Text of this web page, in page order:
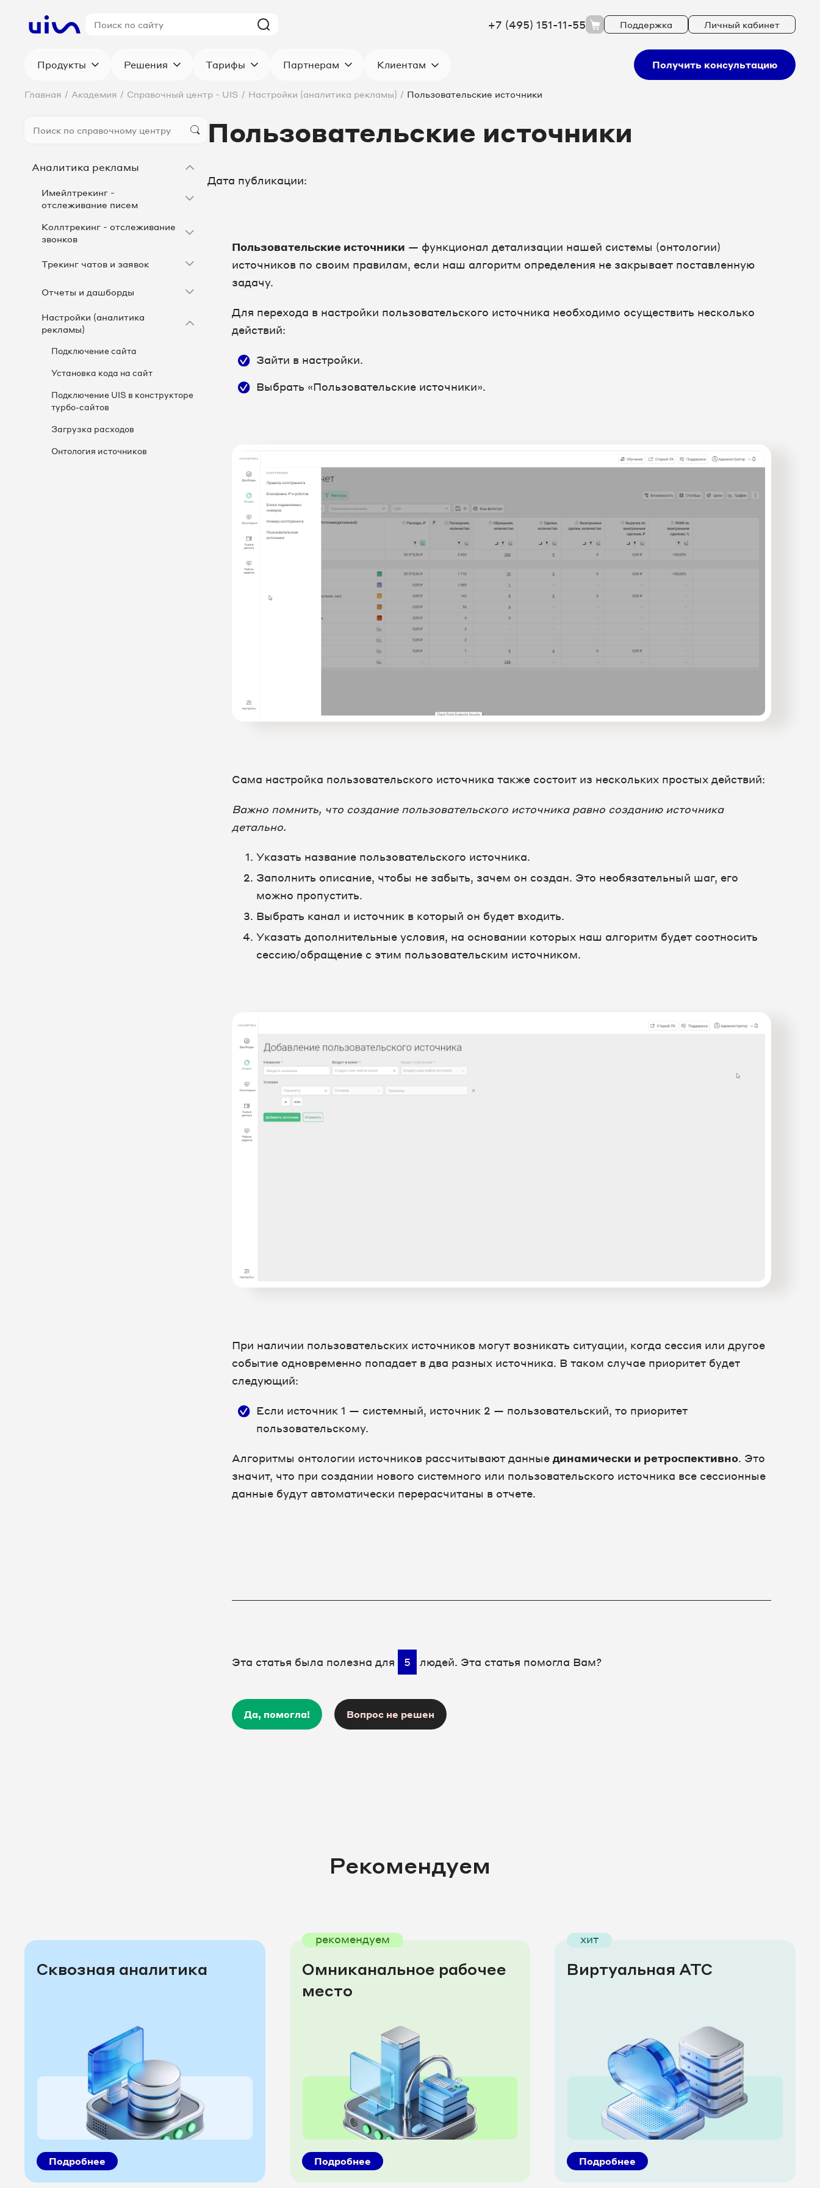
+7 (495) 151-11-55 Поддержка Личный кабинет
Продукты Решения Тарифы Партнерам Клиентам Получить консультацию
Главная / Академия / Справочный центр - UIS / Настройки (аналитика рекламы) / Пользовательские источники
Аналитика рекламы
Имейлтрекинг -
отслеживание писем
Коллтрекинг - отслеживание
звонков
Трекинг чатов и заявок
Отчеты и дашборды
Настройки (аналитика
рекламы)
Подключение сайта
Установка кода на сайт
Подключение UIS в конструкторе
турбо-сайтов
Загрузка расходов
Онтология источников
Пользовательские источники
Дата публикации:
Пользовательские источники — функционал детализации нашей системы (онтологии)
источников по своим правилам, если наш алгоритм определения не закрывает поставленную
задачу.
Для перехода в настройки пользовательского источника необходимо осуществить несколько
действий:
Зайти в настройки.
Выбрать «Пользовательские источники».
Сама настройка пользовательского источника также состоит из нескольких простых действий:
Важно помнить, что создание пользовательского источника равно созданию источника
детально.
Указать название пользовательского источника.
Заполнить описание, чтобы не забыть, зачем он создан. Это необязательный шаг, его
можно пропустить.
Выбрать канал и источник в который он будет входить.
Указать дополнительные условия, на основании которых наш алгоритм будет соотносить
сессию/обращение с этим пользовательским источником.
При наличии пользовательских источников могут возникать ситуации, когда сессия или другое
событие одновременно попадает в два разных источника. В таком случае приоритет будет
следующий:
Если источник 1 — системный, источник 2 — пользовательский, то приоритет
пользовательскому.
Алгоритмы онтологии источников рассчитывают данные динамически и ретроспективно. Это
значит, что при создании нового системного или пользовательского источника все сессионные
данные будут автоматически перерасчитаны в отчете.
Эта статья была полезна для 5 людей. Эта статья помогла Вам?
Да, помогла! Вопрос не решен
Рекомендуем
Сквозная аналитика
Подробнее
рекомендуем
Омниканальное рабочее
место
Подробнее
хит
Виртуальная АТС
Подробнее